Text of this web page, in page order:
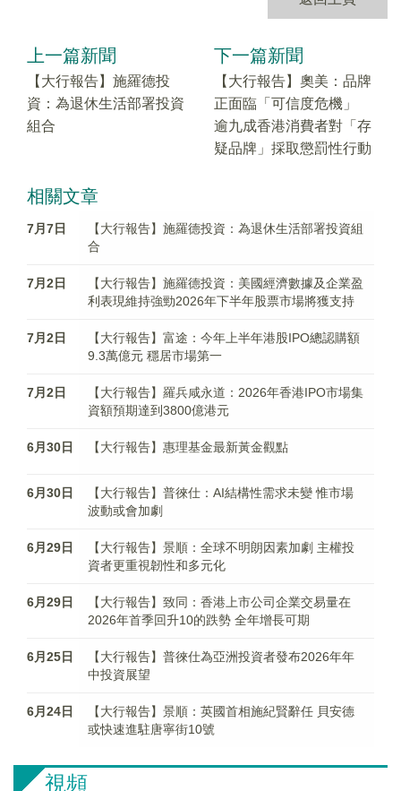
上一篇新聞
【大行報告】施羅德投
資：為退休生活部署投資
組合
下一篇新聞
【大行報告】奧美：品牌
正面臨「可信度危機」
逾九成香港消費者對「存
疑品牌」採取懲罰性行動
相關文章
7月7日
【大行報告】施羅德投資：為退休生活部署投資組
合
7月2日
【大行報告】施羅德投資：美國經濟數據及企業盈
利表現維持強勁2026年下半年股票市場將獲支持
7月2日
【大行報告】富途：今年上半年港股IPO總認購額
9.3萬億元 穩居市場第一
7月2日
【大行報告】羅兵咸永道：2026年香港IPO市場集
資額預期達到3800億港元
6月30日 【大行報告】惠理基金最新黃金觀點
6月30日
【大行報告】普徠仕：AI結構性需求未變 惟市場
波動或會加劇
6月29日
【大行報告】景順：全球不明朗因素加劇 主權投
資者更重視韌性和多元化
6月29日
【大行報告】致同：香港上市公司企業交易量在
2026年首季回升10的跌勢 全年增長可期
6月25日
【大行報告】普徠仕為亞洲投資者發布2026年年
中投資展望
6月24日
【大行報告】景順：英國首相施紀賢辭任 貝安德
或快速進駐唐寧街10號
視頻